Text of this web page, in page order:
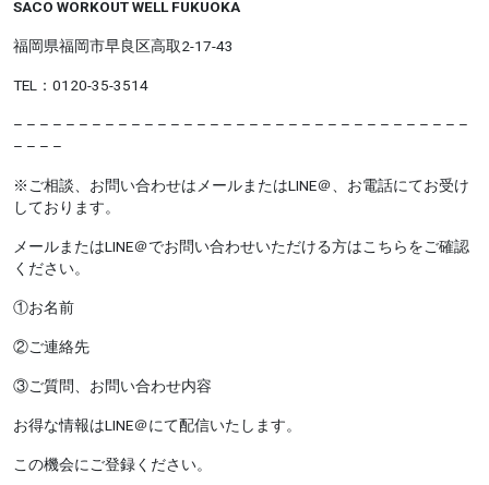
SACO WORKOUT WELL FUKUOKA
福岡県福岡市早良区高取2-17-43
TEL：0120-35-3514
– – – – – – – – – – – – – – – – – – – – – – – – – – – – – – – – – – –
– – – –
※ご相談、お問い合わせはメールまたはLINE＠、お電話にてお受け
しております。
メールまたはLINE＠でお問い合わせいただける方はこちらをご確認
ください。
①お名前
②ご連絡先
③ご質問、お問い合わせ内容
お得な情報はLINE＠にて配信いたします。
この機会にご登録ください。